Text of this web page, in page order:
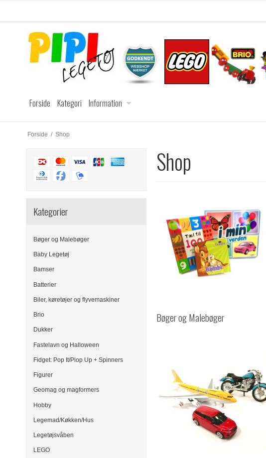
Forside Kategori Information
Forside / Shop
Kategorier
Bøger og Malebøger
Baby Legetøj
Bamser
Batterier
Biler, køretøjer og flyvemaskiner
Brio
Dukker
Fastelavn og Halloween
Fidget: Pop It/Plop Up + Spinners
Figurer
Geomag og magformers
Hobby
Legemad/Køkken/Hus
Legetøjsvåben
LEGO
Shop
Bøger og Malebøger